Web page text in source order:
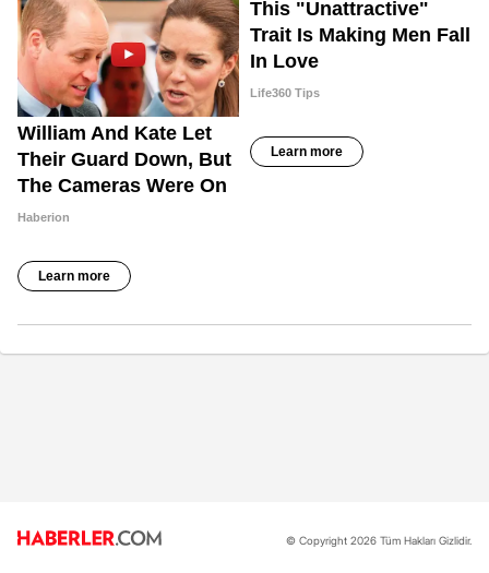
© Copyright 2026 Tüm Hakları Gizlidir.